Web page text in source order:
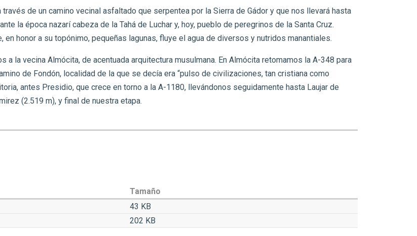
de un camino vecinal asfaltado que serpentea por la Sierra de Gádor y que nos llevará hasta
la época nazarí cabeza de la Tahá de Luchar y, hoy, pueblo de peregrinos de la Santa Cruz.
honor a su topónimo, pequeñas lagunas, fluye el agua de diversos y nutridos manantiales.
a la vecina Almócita, de acentuada arquitectura musulmana. En Almócita retomamos la A-348 para
de Fondón, localidad de la que se decía era “pulso de civilizaciones, tan cristiana como
antes Presidio, que crece en torno a la A-1180, llevándonos seguidamente hasta Laujar de
(2.519 m), y final de nuestra etapa.
Tamaño
43 KB
202 KB